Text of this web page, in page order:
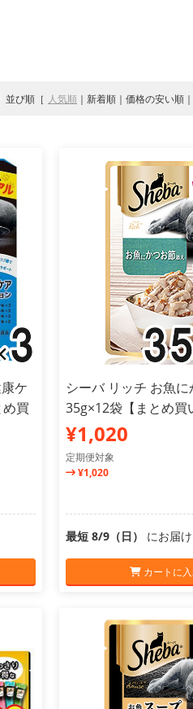
並び順 人気順 新着順 価格の安い順
ケ
買
シーバ リッチ お魚に
35g×12袋【まとめ買
¥1,020
定期便対象
¥1,020
最短 8/9（日） にお届け
カートに